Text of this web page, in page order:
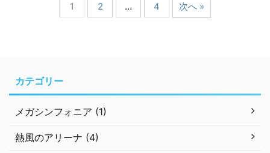
1 2 … 4 次へ »
カテゴリー
メガシンフォニア (1)
熱風のアリーナ (4)